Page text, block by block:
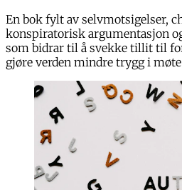
En bok fylt av selvmotsigelser,
konspiratorisk argumentasjon
som bidrar til å svekke tillit til
gjøre verden mindre trygg i